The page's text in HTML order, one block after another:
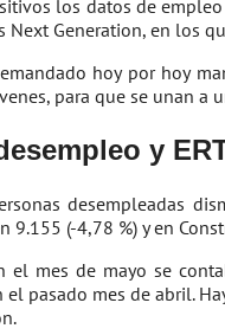
los datos de
Next Generation, en los
hoy por hoy
para que se unan a
y
desempleadas
9.155 (-4,78 %) y en
el mes de mayo se
el pasado mes de abril.